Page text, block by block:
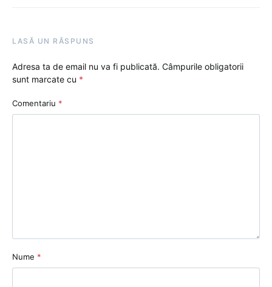
LASĂ UN RĂSPUNS
Adresa ta de email nu va fi publicată. Câmpurile obligatorii
sunt marcate cu *
Comentariu *
Nume *